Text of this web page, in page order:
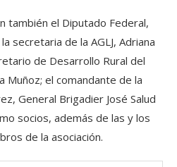
también el Diputado Federal,
secretaria de la AGLJ, Adriana
de Desarrollo Rural del
Muñoz; el comandante de la
General Brigadier José Salud
socios, además de las y los
de la asociación.